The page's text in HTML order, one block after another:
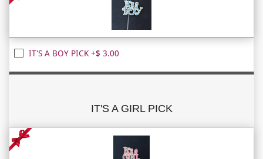
IT'S A BOY PICK +$ 3.00
IT'S A GIRL PICK